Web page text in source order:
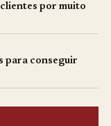
por muito
para conseguir